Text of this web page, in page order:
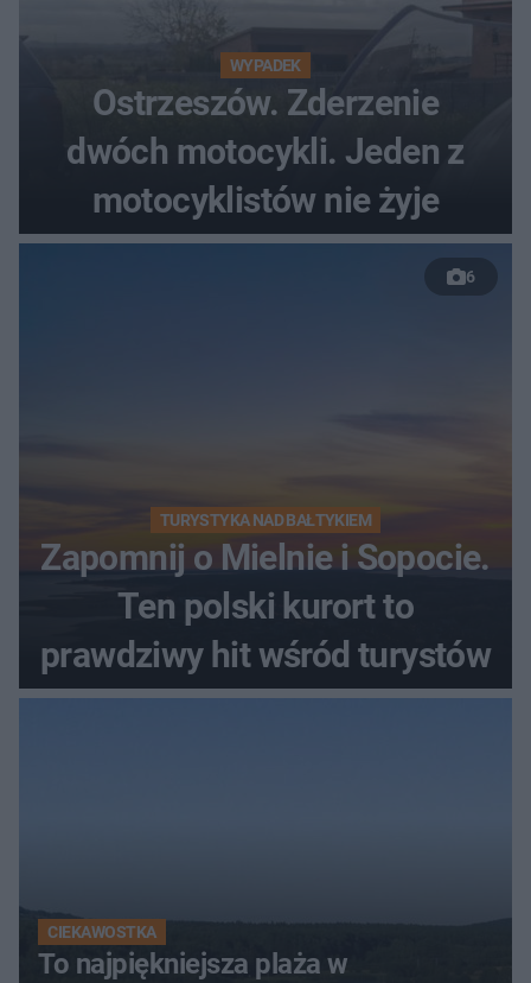
WYPADEK
Ostrzeszów. Zderzenie
dwóch motocykli. Jeden z
motocyklistów nie żyje
6
TURYSTYKA NAD BAŁTYKIEM
Zapomnij o Mielnie i Sopocie.
Ten polski kurort to
prawdziwy hit wśród turystów
CIEKAWOSTKA
To najpiękniejsza plaża w